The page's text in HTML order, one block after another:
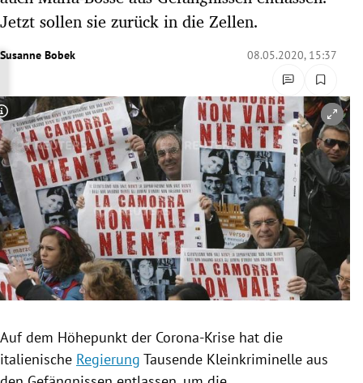
Untermenü
Untermenü
Untermenü
Untermenü
Untermenü
Untermenü
Untermenü
Untermenü
Jetzt sollen sie zurück in die Zellen.
Susanne Bobek 08.05.2020, 15:37
Copyright-Hinweis öffnen/schließen
Auf dem Höhepunkt der Corona-Krise hat die
italienische Regierung Tausende Kleinkriminelle aus